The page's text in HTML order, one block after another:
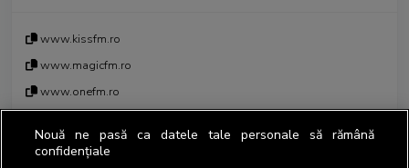
www.kissfm.ro
www.magicfm.ro
www.onefm.ro
Nouă ne pasă ca datele tale personale să rămână
confidențiale